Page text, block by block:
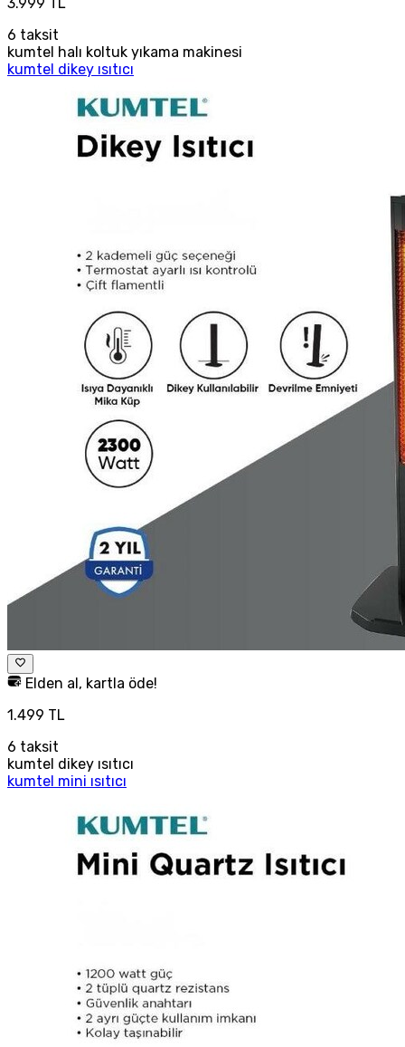
6 taksit
kumtel halı koltuk yıkama makinesi
kumtel dikey ısıtıcı
Elden al, kartla öde!
1.499 TL
6 taksit
kumtel dikey ısıtıcı
kumtel mini ısıtıcı